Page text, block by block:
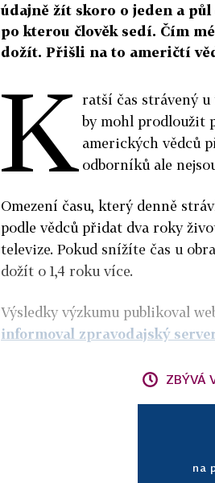
údajně žít skoro o jeden a
po kterou člověk sedí. Čím
dožít. Přišli na to američtí
K ratší čas strávený
by mohl prodloužit
amerických vědců
odborníků ale
Omezení času, který denně
podle vědců přidat dva roky
televize. Pokud snížíte čas u
dožít o 1,4 roku více.
Výsledky výzkumu publikoval
informoval zpravodajský
ZBÝVÁ
na